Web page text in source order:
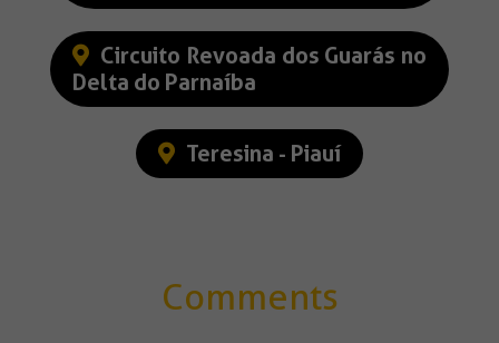
Circuito Revoada dos Guarás no
Delta do Parnaíba
Teresina - Piauí
Comments